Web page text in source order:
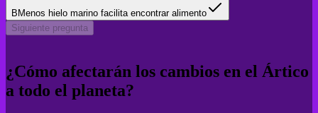
B Menos hielo marino facilita encontrar alimento
Siguiente pregunta
¿Cómo afectarán los cambios en el Ártico
a todo el planeta?